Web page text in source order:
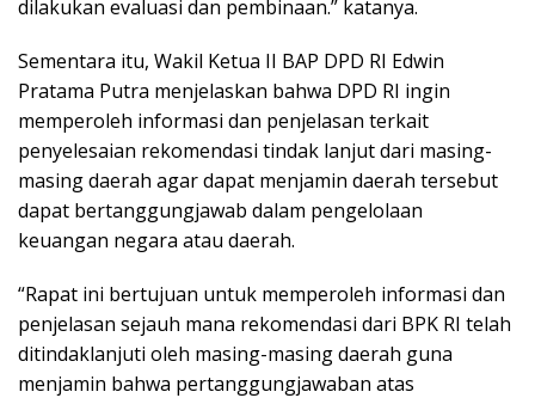
dilakukan evaluasi dan pembinaan.” katanya.
Sementara itu, Wakil Ketua II BAP DPD RI Edwin
Pratama Putra menjelaskan bahwa DPD RI ingin
memperoleh informasi dan penjelasan terkait
penyelesaian rekomendasi tindak lanjut dari masing-
masing daerah agar dapat menjamin daerah tersebut
dapat bertanggungjawab dalam pengelolaan
keuangan negara atau daerah.
“Rapat ini bertujuan untuk memperoleh informasi dan
penjelasan sejauh mana rekomendasi dari BPK RI telah
ditindaklanjuti oleh masing-masing daerah guna
menjamin bahwa pertanggungjawaban atas